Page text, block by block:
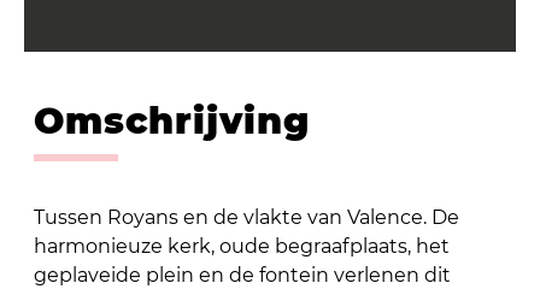
Omschrijving
Tussen Royans en de vlakte van Valence. De
harmonieuze kerk, oude begraafplaats, het
geplaveide plein en de fontein verlenen dit